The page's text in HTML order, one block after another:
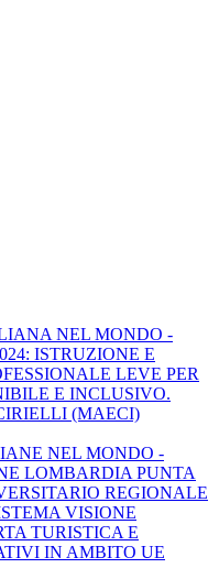
NEL MONDO -
ISTRUZIONE E
LEVE PER
E INCLUSIVO.
(MAECI)
NEL MONDO -
LOMBARDIA PUNTA
REGIONALE
VISIONE
TURISTICA E
IN AMBITO UE